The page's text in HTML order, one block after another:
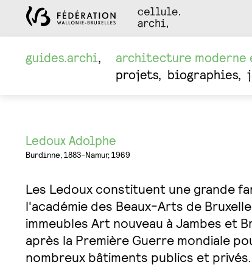
guides.archi
architecture moderne
projets
biographies
Ledoux Adolphe
Burdinne, 1883-Namur, 1969
Les Ledoux constituent une grande
l'académie des Beaux-Arts de
immeubles Art nouveau à Jambes et
après la Première Guerre mondiale
nombreux bâtiments publics et privés.